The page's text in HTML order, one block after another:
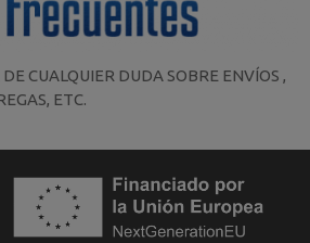
CUALQUIER DUDA SOBRE ENVÍOS ,
ETC.